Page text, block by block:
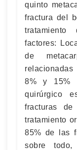
quinto
fractura del
factores:
de
8% y 15%
quirúrgico
fracturas de
tratamiento
85% de las
sobre